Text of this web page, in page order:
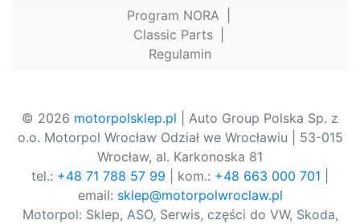
Program NORA
Classic Parts
Regulamin
© 2026 motorpolsklep.pl | Auto Group Polska Sp. z
o.o. Motorpol Wrocław Odział we Wrocławiu | 53-015
Wrocław, al. Karkonoska 81
tel.: +48 71 788 57 99 | kom.: +48 663 000 701
email: sklep@motorpolwroclaw.pl
Motorpol: Sklep, ASO, Serwis, części do VW, Skoda,